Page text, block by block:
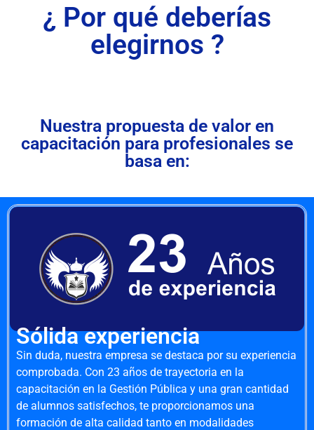
¿ Por qué deberías
elegirnos ?
Nuestra propuesta de valor en
capacitación para profesionales se
basa en:
Sólida experiencia
Sin duda, nuestra empresa se destaca por su experiencia
comprobada. Con 23 años de trayectoria en la
capacitación en la Gestión Pública y una gran cantidad
de alumnos satisfechos, te proporcionamos una
formación de alta calidad tanto en modalidades